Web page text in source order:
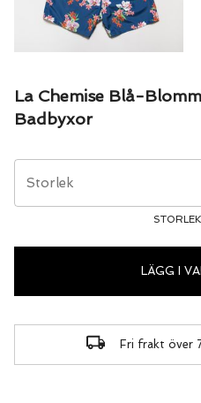
La Chemise Blå-
Badbyxor
Storlek
LÄGG I
Fri frakt över